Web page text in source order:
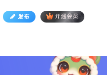
发布 开通会员